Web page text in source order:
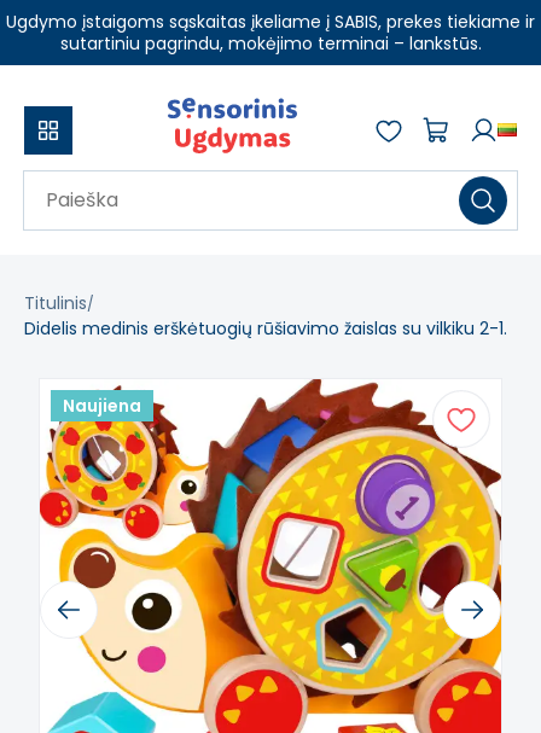
Ugdymo įstaigoms sąskaitas įkeliame į SABIS, prekes tiekiame ir
sutartiniu pagrindu, mokėjimo terminai – lankstūs.
Titulinis
Didelis medinis erškėtuogių rūšiavimo žaislas su vilkiku 2-1.
Naujiena
Previous Next